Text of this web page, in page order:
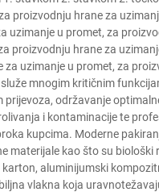
proizvodnju hrane za
uzimanje u promet, za
proizvodnju hrane za
za uzimanje u promet, za
mnogim kritičnim
prijevoza, održavanje
i kontaminacije te
kupcima. Moderne
materijale kao što su biološki
karton, aluminijumski
vlakna koja